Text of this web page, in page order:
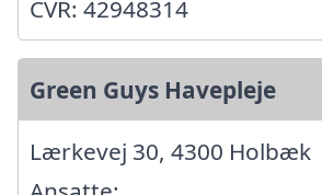
CVR: 42948314
Green Guys Havepleje
Lærkevej 30, 4300 Holbæk